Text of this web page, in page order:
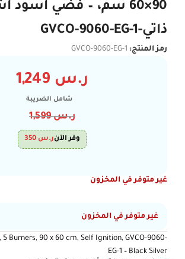
90×60 سم، – فضي أسود
ذاتي-GVCO-9060-EG-1
رمز المنتج: GVCO-9060-EG-1
ر.س
شامل الضريبة
ر.س1,599
وفر الآنر.س
غير متوفر في المخزون
غير متوفر في المخزون
5 Burners, 90 x 60 cm, Self Ignition, GVCO-9060-
EG-1 – Black Silver